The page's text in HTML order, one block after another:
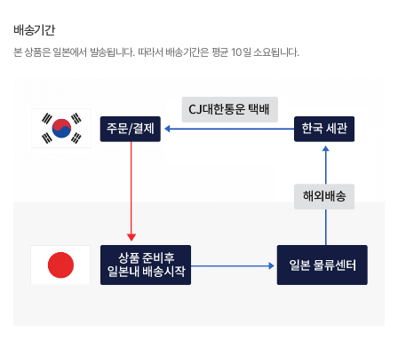
배송기간
본 상품은 일본에서 발송됩니다. 따라서 배송기간은 평균 10일 소요됩니다.